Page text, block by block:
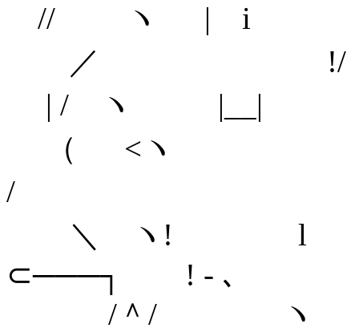
// ヽ | i
| / ヽ |__|
（ <ヽ
/ /
＼
⊂───┐ ! - ､
/＾/